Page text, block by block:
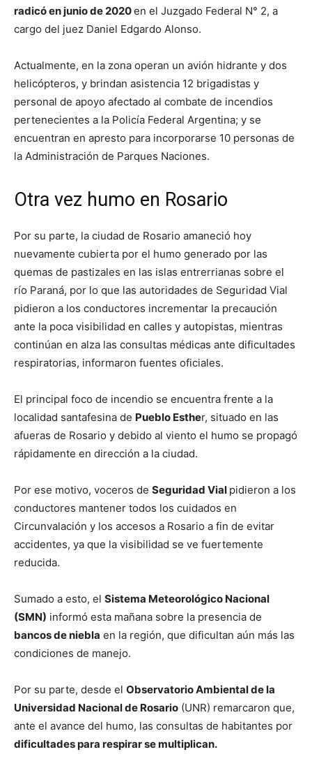
radicó en junio de 2020en el Juzgado Federal N° 2, a
cargo del juez Daniel Edgardo Alonso.
Actualmente, en la zona operan un avión hidrante y dos
helicópteros, y brindan asistencia 12 brigadistas y
personal de apoyo afectado al combate de incendios
pertenecientes a la Policía Federal Argentina; y se
encuentran en apresto para incorporarse 10 personas de
la Administración de Parques Naciones.
Otra vez humo en Rosario
Por su parte, la ciudad de Rosario amaneció hoy
nuevamente cubierta por el humo generado por las
quemas de pastizales en las islas entrerrianas sobre el
río Paraná, por lo que las autoridades de Seguridad Vial
pidieron a los conductores incrementar la precaución
ante la poca visibilidad en calles y autopistas, mientras
continúan en alza las consultas médicas ante dificultades
respiratorias, informaron fuentes oficiales.
El principal foco de incendio se encuentra frente a la
localidad santafesina de Pueblo Esther, situado en las
afueras de Rosario y debido al viento el humo se propagó
rápidamente en dirección a la ciudad.
Por ese motivo, voceros de Seguridad Vial pidieron a los
conductores mantener todos los cuidados en
Circunvalación y los accesos a Rosario a fin de evitar
accidentes, ya que la visibilidad se ve fuertemente
reducida.
Sumado a esto, el Sistema Meteorológico Nacional
(SMN) informó esta mañana sobre la presencia de
bancos de niebla en la región, que dificultan aún más las
condiciones de manejo.
Por su parte, desde el Observatorio Ambiental de la
Universidad Nacional de Rosario (UNR) remarcaron que,
ante el avance del humo, las consultas de habitantes por
dificultades para respirar se multiplican.